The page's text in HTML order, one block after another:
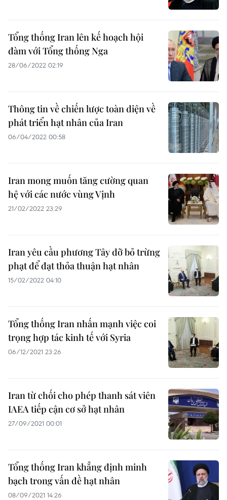
Tổng thống Iran lên kế hoạch hội
đàm với Tổng thống Nga
28/06/2022 02:19
Thông tin về chiến lược toàn diện về
phát triển hạt nhân của Iran
06/04/2022 00:58
Iran mong muốn tăng cường quan
hệ với các nước vùng Vịnh
21/02/2022 23:29
Iran yêu cầu phương Tây dỡ bỏ trừng
phạt để đạt thỏa thuận hạt nhân
15/02/2022 04:10
Tổng thống Iran nhấn mạnh việc coi
trọng hợp tác kinh tế với Syria
06/12/2021 23:26
Iran từ chối cho phép thanh sát viên
IAEA tiếp cận cơ sở hạt nhân
27/09/2021 00:01
Tổng thống Iran khẳng định minh
bạch trong vấn đề hạt nhân
08/09/2021 14:26